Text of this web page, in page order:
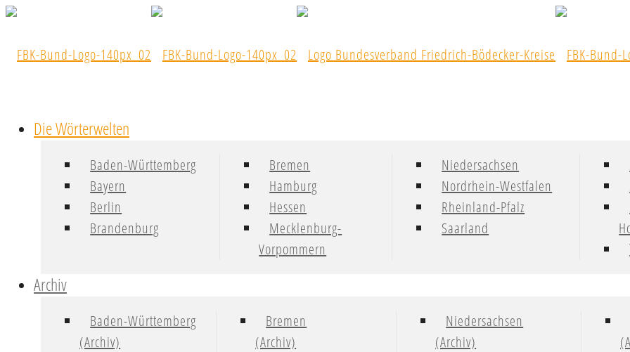
Die Wörterwelten
Baden-Württemberg
Bayern
Berlin
Brandenburg
Bremen
Hamburg
Hessen
Mecklenburg-
Vorpommern
Niedersachsen
Nordrhein-Westfalen
Rheinland-Pfalz
Saarland
Archiv
Baden-Württemberg
(Archiv)
Bremen
(Archiv)
Niedersachsen
(Archiv)